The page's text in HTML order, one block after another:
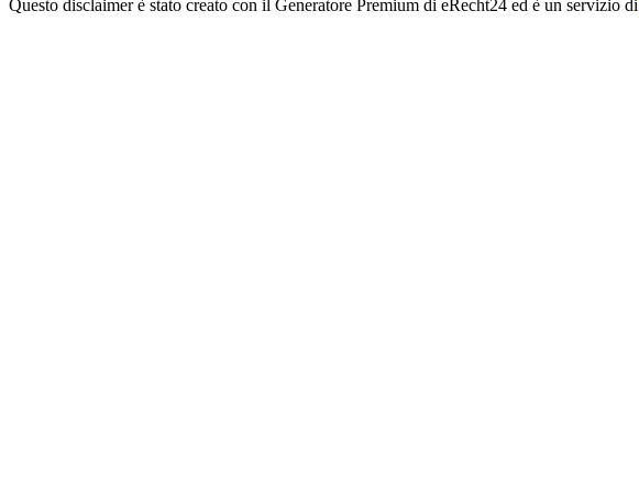
Questo disclaimer è stato creato con il Generatore Premium di eRecht24 ed è un servizio di